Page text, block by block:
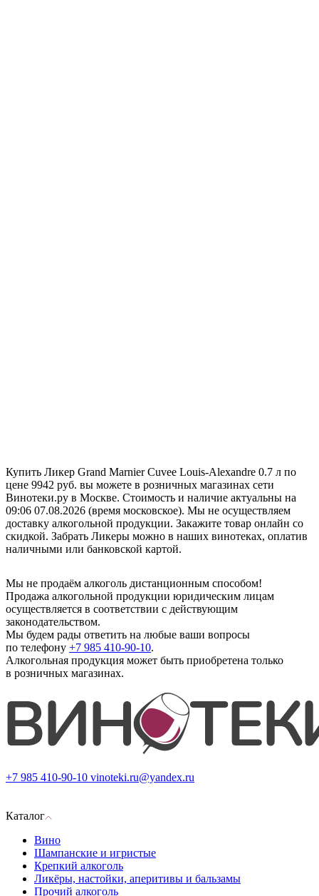
Купить Ликер Grand Marnier Cuvee Louis-Alexandre 0.7 л по
цене 9942 руб. вы можете в розничных магазинах сети
Винотеки.ру в Москве. Стоимость и наличие актуальны на
09:06 07.08.2026 (время московское). Мы не осуществляем
доставку алкогольной продукции. Закажите товар онлайн со
скидкой. Забрать Ликеры можно в наших винотеках, оплатив
наличными или банковской картой.
Мы не продаём алкоголь дистанционным способом!
Продажа алкогольной продукции юридическим лицам
осуществляется в соответствии с действующим
законодательством.
Мы будем рады ответить на любые ваши вопросы
по телефону +7 985 410-90-10.
Алкогольная продукция может быть приобретена только
в розничных магазинах.
+7 985 410-90-10 vinoteki.ru@yandex.ru
Каталог
Вино
Шампанские и игристые
Крепкий алкоголь
Ликёры, настойки, аперитивы и бальзамы
Прочий алкоголь